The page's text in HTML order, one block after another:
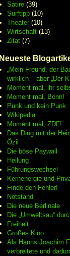
Satire(39)
Surftipp(10)
Theater(10)
Wirtschaft(13)
Zitat(7)
Neueste
„Mein Freund, der
wirklich – aber „Der
Moment mal, ihr
Moment mal, Bonn!
Punk und kein Punk
Wikipedia
Moment mal, ZDF!
Das Ding mit der
Özil
Die böse Paywall
Heilung
Führungswechsel
Kernenergie und
Finde den Fehler!
Notstand
Die neue Berlinale
Die „Umweltsau“
Freiheit
Großes Kino
Als Hanns Joachim
verbreitete und